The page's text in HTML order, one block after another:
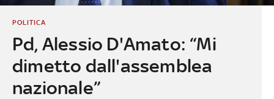
Pd, Alessio D'Amato: “Mi
dimetto dall'assemblea
nazionale”
POLITICA